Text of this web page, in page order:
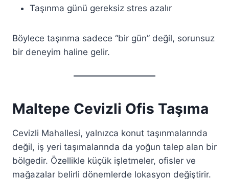
Taşınma günü gereksiz stres azalır
Böylece taşınma sadece “bir gün” değil, sorunsuz
bir deneyim haline gelir.
Maltepe Cevizli Ofis Taşıma
Cevizli Mahallesi, yalnızca konut taşınmalarında
değil, iş yeri taşımalarında da yoğun talep alan bir
bölgedir. Özellikle küçük işletmeler, ofisler ve
mağazalar belirli dönemlerde lokasyon değiştirir.